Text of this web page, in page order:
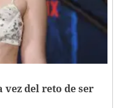
del reto de ser